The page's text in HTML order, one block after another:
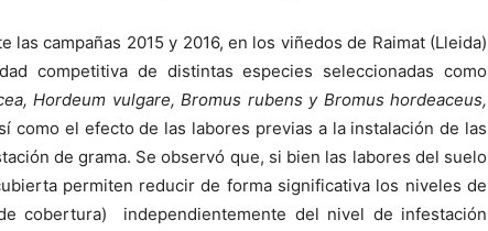
las campañas 2015 y 2016, en los viñedos de Raimat (Lleida)
competitiva de distintas especies seleccionadas como
Hordeum vulgare, Bromus rubens y Bromus hordeaceus,
como el efecto de las labores previas a la instalación de las
de grama. Se observó que, si bien las labores del suelo
permiten reducir de forma significativa los niveles de
cobertura) independientemente del nivel de infestación